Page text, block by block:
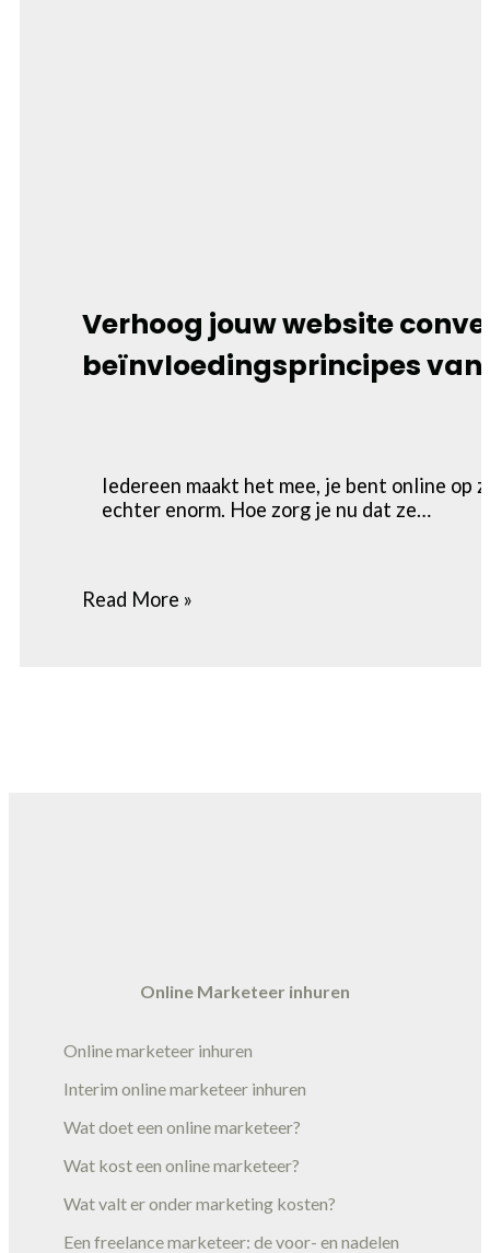
Verhoog jouw website
beïnvloedingsprincipes
Iedereen maakt het mee, je bent online op
echter enorm. Hoe zorg je nu dat ze…
Read More »
Online Marketeer inhuren
Online marketeer inhuren
Interim online marketeer inhuren
Wat doet een online marketeer?
Wat kost een online marketeer?
Wat valt er onder marketing kosten?
Een freelance marketeer: de voor- en nadelen